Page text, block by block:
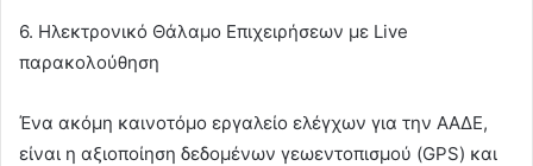
6. Ηλεκτρονικό Θάλαμο Επιχειρήσεων με Live
παρακολούθηση
Ένα ακόμη καινοτόμο εργαλείο ελέγχων για την ΑΑΔΕ,
είναι η αξιοποίηση δεδομένων γεωεντοπισμού (GPS) και